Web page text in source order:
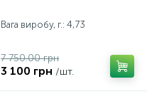
Вага виробу, г.: 4,73
7 750.00 грн
3 100 грн /шт.